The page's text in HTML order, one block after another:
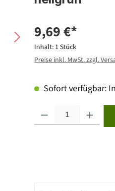
9,69 €*
Inhalt: 1 Stück
Preise inkl. MwSt. zzgl.
Sofort verfügbar: